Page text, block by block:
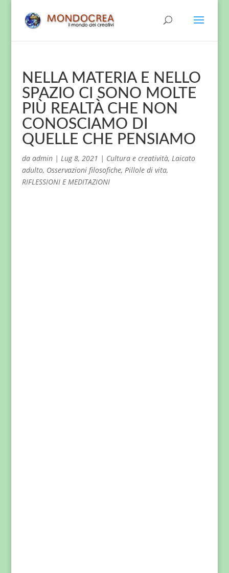
NELLA MATERIA E NELLO
SPAZIO CI SONO MOLTE
PIÙ REALTÀ CHE NON
CONOSCIAMO DI
QUELLE CHE PENSIAMO
da admin| Lug 8, 2021 | Cultura e creatività, Laicato
adulto, Osservazioni filosofiche, Pillole di vita,
RIFLESSIONI E MEDITAZIONI